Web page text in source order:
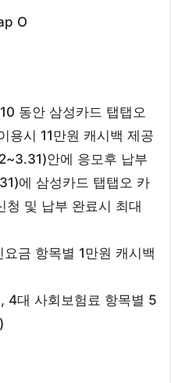
O
동안 삼성카드 탭탭오
용시 11만원 캐시백 제공
안에 응모후 납부
에 삼성카드 탭탭오 카
청 및 납부 완료시 최대
금 항목별 1만원 캐시백
4대 사회보험료 항목별 5